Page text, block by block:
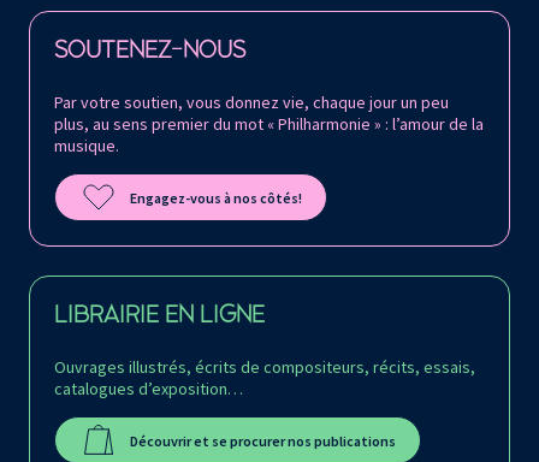
SOUTENEZ-NOUS
Par votre soutien, vous donnez vie, chaque jour un peu
plus, au sens premier du mot « Philharmonie » : l’amour de la
musique.
Engagez-vous à nos côtés!
LIBRAIRIE EN LIGNE
Ouvrages illustrés, écrits de compositeurs, récits, essais,
catalogues d’exposition…
Découvrir et se procurer nos publications
Retrouvez la Philharmonie de Paris sur